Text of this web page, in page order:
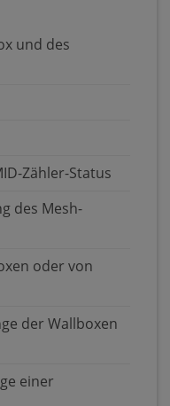
und des
Zähler-Status
des Mesh-
oder von
der Wallboxen
einer